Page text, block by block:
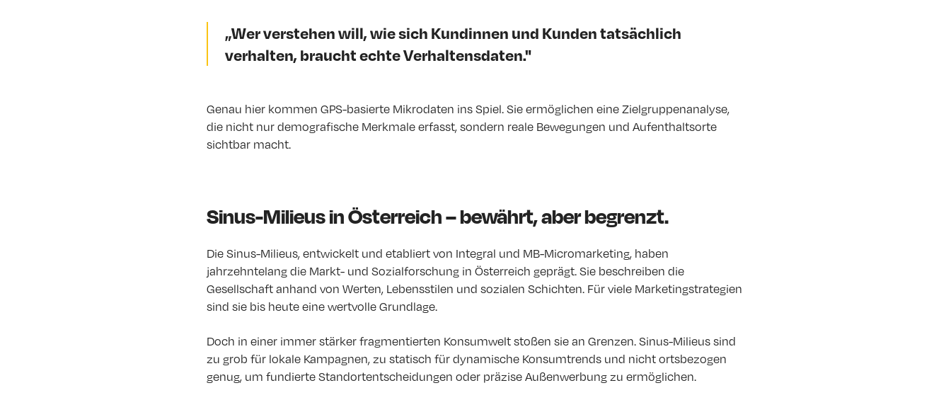
„Wer verstehen will, wie sich Kundinnen und Kunden tatsächlich
verhalten, braucht echte Verhaltensdaten."
Genau hier kommen GPS-basierte Mikrodaten ins Spiel. Sie ermöglichen eine Zielgruppenanalyse,
die nicht nur demografische Merkmale erfasst, sondern reale Bewegungen und Aufenthaltsorte
sichtbar macht.
Sinus-Milieus in Österreich – bewährt, aber begrenzt.
Die Sinus-Milieus, entwickelt und etabliert von Integral und MB-Micromarketing, haben
jahrzehntelang die Markt- und Sozialforschung in Österreich geprägt. Sie beschreiben die
Gesellschaft anhand von Werten, Lebensstilen und sozialen Schichten. Für viele Marketingstrategien
sind sie bis heute eine wertvolle Grundlage.
Doch in einer immer stärker fragmentierten Konsumwelt stoßen sie an Grenzen. Sinus-Milieus sind
zu grob für lokale Kampagnen, zu statisch für dynamische Konsumtrends und nicht ortsbezogen
genug, um fundierte Standortentscheidungen oder präzise Außenwerbung zu ermöglichen.